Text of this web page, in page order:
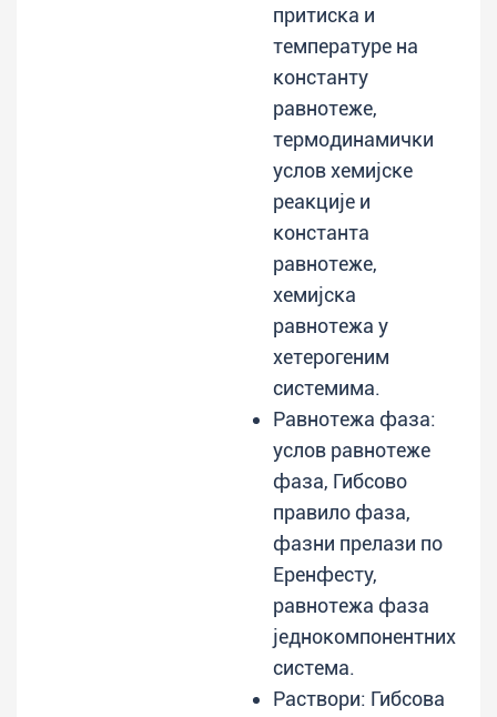
притиска и
температуре на
константу
равнотеже,
термодинамички
услов хемијске
реакције и
константа
равнотеже,
хемијска
равнотежа у
хетерогеним
системима.
Равнотежа фаза:
услов равнотеже
фаза, Гибсово
правило фаза,
фазни прелази по
Еренфесту,
равнотежа фаза
једнокомпонентних
система.
Раствори: Гибсова